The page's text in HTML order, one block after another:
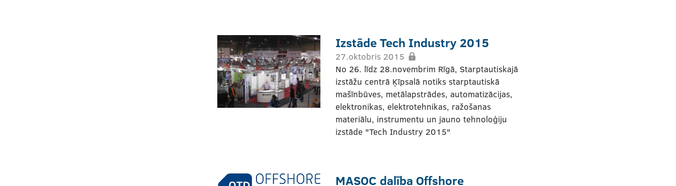
Izstāde Tech Industry 2015
27.oktobris 2015
No 26. līdz 28.novembrim Rīgā, Starptautiskajā
izstāžu centrā Ķīpsalā notiks starptautiskā
mašīnbūves, metālapstrādes, automatizācijas,
elektronikas, elektrotehnikas, ražošanas
materiālu, instrumentu un jauno tehnoloģiju
izstāde "Tech Industry 2015"
MASOC dalība Offshore